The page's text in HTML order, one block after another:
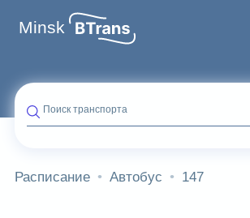
Minsk
Поиск транспорта
Расписание Автобус 147